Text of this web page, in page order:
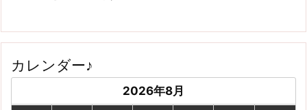
カレンダー♪
2026年8月